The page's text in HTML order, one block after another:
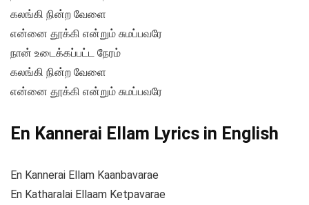
கலங்கி நின்ற வேளை
என்னை தூக்கி என்றும் சுமப்பவரே
நான் உடைக்கப்பட்ட நேரம்
கலங்கி நின்ற வேளை
என்னை தூக்கி என்றும் சுமப்பவரே
En Kannerai Ellam Lyrics in English
En Kannerai Ellam Kaanbavarae
En Katharalai Ellaam Ketpavarae